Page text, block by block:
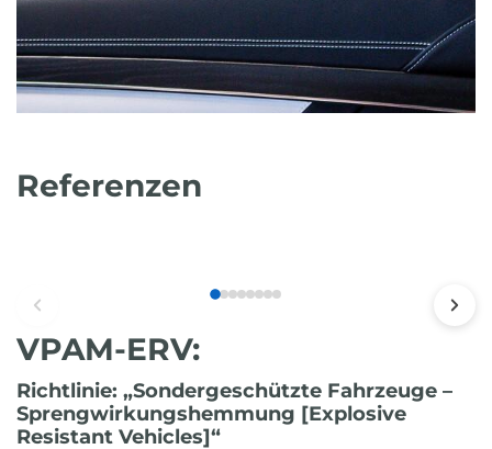
Referenzen
VPAM-ERV:
Richtlinie: „Sondergeschützte Fahrzeuge –
Sprengwirkungshemmung [Explosive
Resistant Vehicles]“